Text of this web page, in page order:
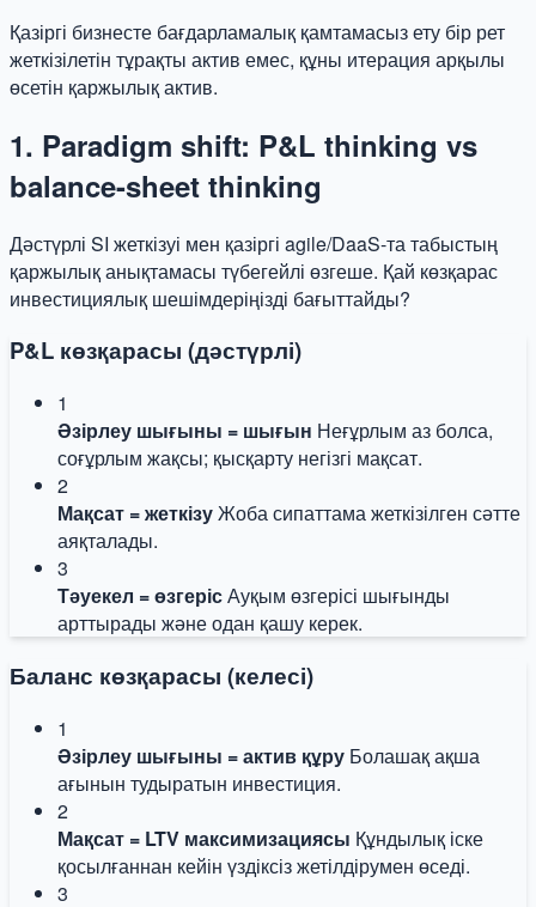
Қазіргі бизнесте бағдарламалық қамтамасыз ету бір рет
жеткізілетін тұрақты актив емес, құны итерация арқылы
өсетін қаржылық актив.
1. Paradigm shift: P&L thinking vs
balance-sheet thinking
Дәстүрлі SI жеткізуі мен қазіргі agile/DaaS-та табыстың
қаржылық анықтамасы түбегейлі өзгеше. Қай көзқарас
инвестициялық шешімдеріңізді бағыттайды?
P&L көзқарасы (дәстүрлі)
1
Әзірлеу шығыны = шығын Неғұрлым аз болса,
соғұрлым жақсы; қысқарту негізгі мақсат.
2
Мақсат = жеткізуЖоба сипаттама жеткізілген сәтте
аяқталады.
3
Тәуекел = өзгерісАуқым өзгерісі шығынды
арттырады және одан қашу керек.
Баланс көзқарасы (келесі)
1
Әзірлеу шығыны = актив құру Болашақ ақша
ағынын тудыратын инвестиция.
2
Мақсат = LTV максимизациясы Құндылық іске
қосылғаннан кейін үздіксіз жетілдірумен өседі.
3